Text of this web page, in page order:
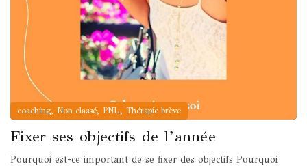
coaching, Non classé, PNL, Thérapie brève
Fixer ses objectifs de l’année
Pourquoi est-ce important de se fixer des objectifs Pourquoi